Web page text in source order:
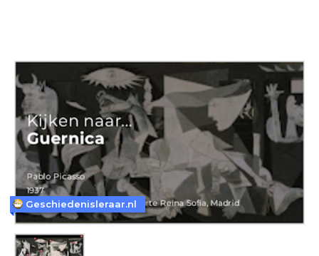
Geschiedenisleraar.nl